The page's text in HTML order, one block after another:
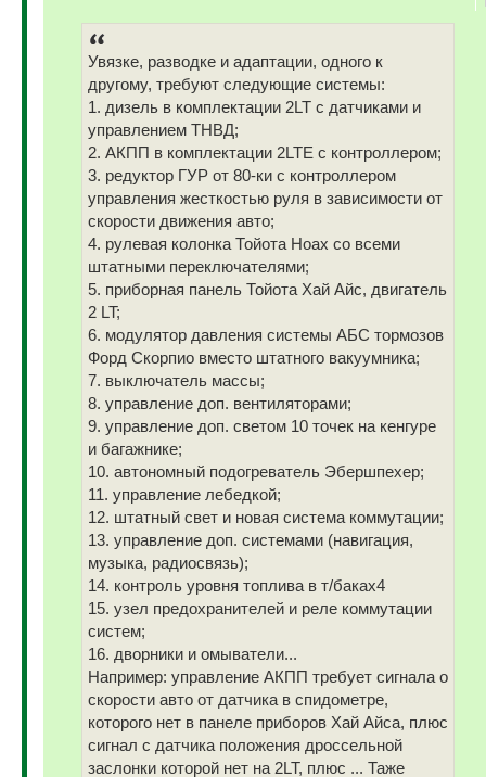
Увязке, разводке и адаптации, одного к
другому, требуют следующие системы:
1. дизель в комплектации 2LT с датчиками и
управлением ТНВД;
2. АКПП в комплектации 2LTE с контроллером;
3. редуктор ГУР от 80-ки с контроллером
управления жесткостью руля в зависимости от
скорости движения авто;
4. рулевая колонка Тойота Ноах со всеми
штатными переключателями;
5. приборная панель Тойота Хай Айс, двигатель
2 LT;
6. модулятор давления системы АБС тормозов
Форд Скорпио вместо штатного вакуумника;
7. выключатель массы;
8. управление доп. вентиляторами;
9. управление доп. светом 10 точек на кенгуре
и багажнике;
10. автономный подогреватель Эбершпехер;
11. управление лебедкой;
12. штатный свет и новая система коммутации;
13. управление доп. системами (навигация,
музыка, радиосвязь);
14. контроль уровня топлива в т/баках4
15. узел предохранителей и реле коммутации
систем;
16. дворники и омыватели...
Например: управление АКПП требует сигнала о
скорости авто от датчика в спидометре,
которого нет в панеле приборов Хай Айса, плюс
сигнал с датчика положения дроссельной
заслонки которой нет на 2LT, плюс ... Таже